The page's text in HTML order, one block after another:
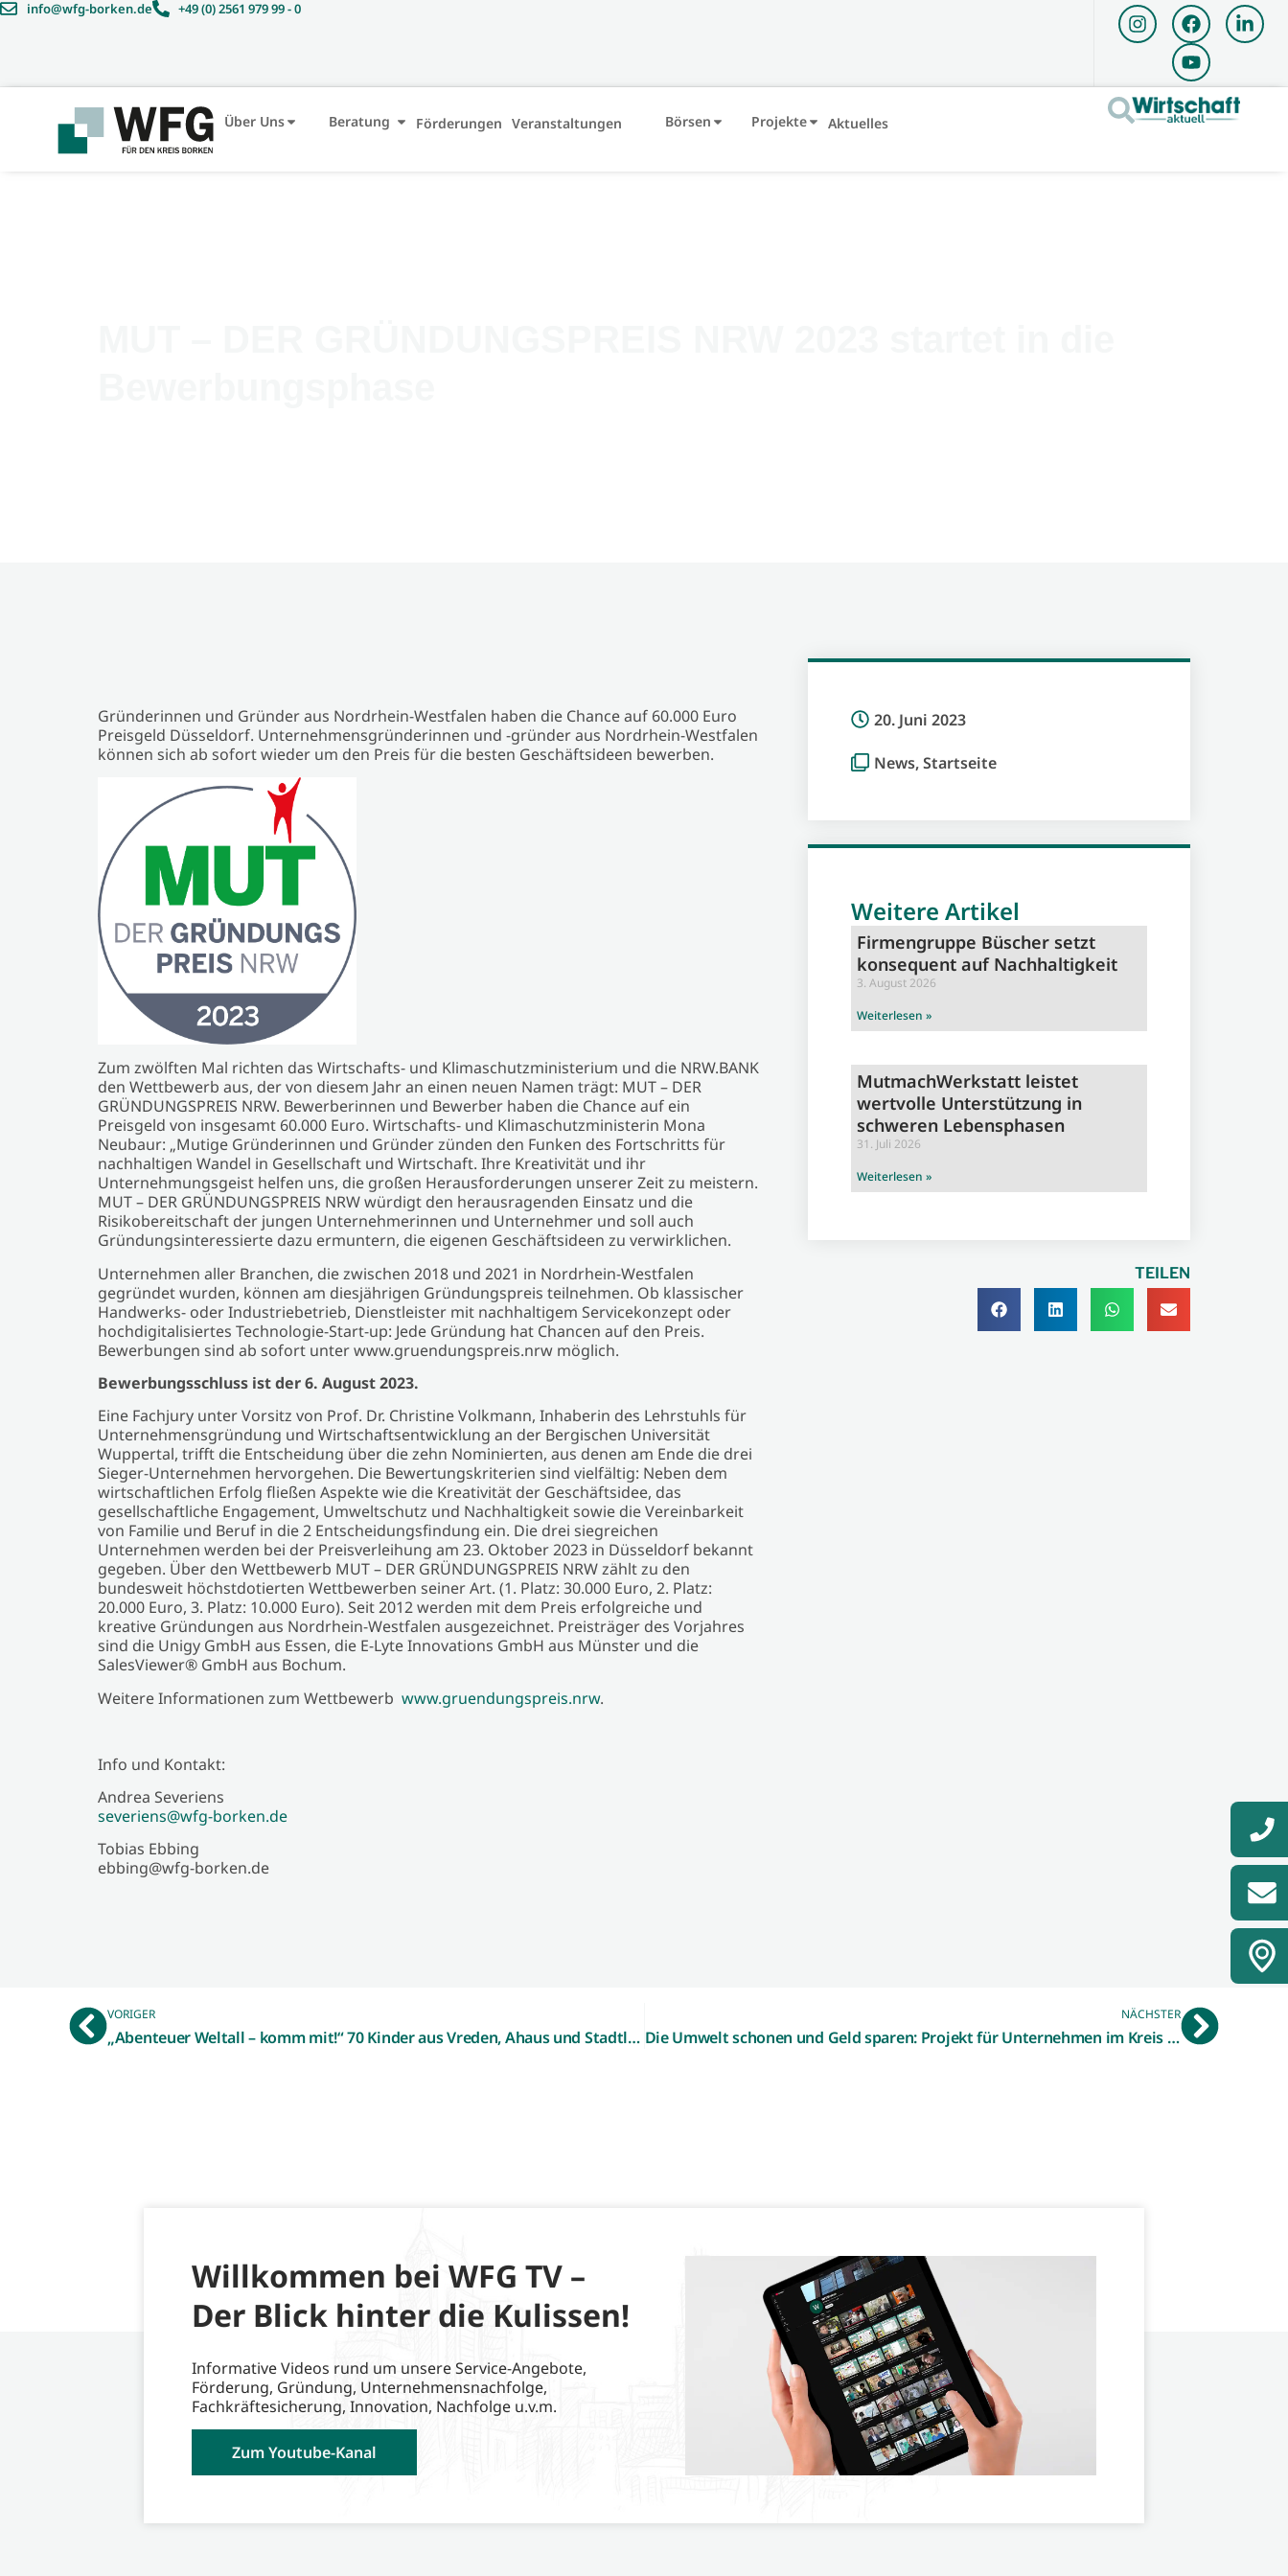
info@wfg-borken.de +49 (0) 2561 979 99 - 0
Über Uns Beratung Förderungen Veranstaltungen Börsen Projekte Aktuelles
Gründerinnen und Gründer aus Nordrhein-Westfalen haben die Chance auf 60.000 Euro
Preisgeld Düsseldorf. Unternehmensgründerinnen und -gründer aus Nordrhein-Westfalen
können sich ab sofort wieder um den Preis für die besten Geschäftsideen bewerben.
Zum zwölften Mal richten das Wirtschafts- und Klimaschutzministerium und die NRW.BANK
den Wettbewerb aus, der von diesem Jahr an einen neuen Namen trägt: MUT – DER
GRÜNDUNGSPREIS NRW. Bewerberinnen und Bewerber haben die Chance auf ein
Preisgeld von insgesamt 60.000 Euro. Wirtschafts- und Klimaschutzministerin Mona
Neubaur: „Mutige Gründerinnen und Gründer zünden den Funken des Fortschritts für
nachhaltigen Wandel in Gesellschaft und Wirtschaft. Ihre Kreativität und ihr
Unternehmungsgeist helfen uns, die großen Herausforderungen unserer Zeit zu meistern.
MUT – DER GRÜNDUNGSPREIS NRW würdigt den herausragenden Einsatz und die
Risikobereitschaft der jungen Unternehmerinnen und Unternehmer und soll auch
Gründungsinteressierte dazu ermuntern, die eigenen Geschäftsideen zu verwirklichen.
Unternehmen aller Branchen, die zwischen 2018 und 2021 in Nordrhein-Westfalen
gegründet wurden, können am diesjährigen Gründungspreis teilnehmen. Ob klassischer
Handwerks- oder Industriebetrieb, Dienstleister mit nachhaltigem Servicekonzept oder
hochdigitalisiertes Technologie-Start-up: Jede Gründung hat Chancen auf den Preis.
Bewerbungen sind ab sofort unter www.gruendungspreis.nrw möglich.
Bewerbungsschluss ist der 6. August 2023.
Eine Fachjury unter Vorsitz von Prof. Dr. Christine Volkmann, Inhaberin des Lehrstuhls für
Unternehmensgründung und Wirtschaftsentwicklung an der Bergischen Universität
Wuppertal, trifft die Entscheidung über die zehn Nominierten, aus denen am Ende die drei
Sieger-Unternehmen hervorgehen. Die Bewertungskriterien sind vielfältig: Neben dem
wirtschaftlichen Erfolg fließen Aspekte wie die Kreativität der Geschäftsidee, das
gesellschaftliche Engagement, Umweltschutz und Nachhaltigkeit sowie die Vereinbarkeit
von Familie und Beruf in die 2 Entscheidungsfindung ein. Die drei siegreichen
Unternehmen werden bei der Preisverleihung am 23. Oktober 2023 in Düsseldorf bekannt
gegeben. Über den Wettbewerb MUT – DER GRÜNDUNGSPREIS NRW zählt zu den
bundesweit höchstdotierten Wettbewerben seiner Art. (1. Platz: 30.000 Euro, 2. Platz:
20.000 Euro, 3. Platz: 10.000 Euro). Seit 2012 werden mit dem Preis erfolgreiche und
kreative Gründungen aus Nordrhein-Westfalen ausgezeichnet. Preisträger des Vorjahres
sind die Unigy GmbH aus Essen, die E-Lyte Innovations GmbH aus Münster und die
SalesViewer® GmbH aus Bochum.
Weitere Informationen zum Wettbewerb www.gruendungspreis.nrw.
Info und Kontakt:
Andrea Severiens
severiens@wfg-borken.de
Tobias Ebbing
ebbing@wfg-borken.de
20. Juni 2023
News,Startseite
Weitere Artikel
Firmengruppe Büscher setzt
konsequent auf Nachhaltigkeit
3. August 2026
Weiterlesen »
MutmachWerkstatt leistet
wertvolle Unterstützung in
schweren Lebensphasen
31. Juli 2026
Weiterlesen »
TEILEN
VORIGER
„Abenteuer Weltall – komm mit!“ 70 Kinder aus Vreden, Ahaus und Stadtlohn reisten im Forscherhaus Stadtlohn in entfernte Galaxien
NÄCHSTER
Die Umwelt schonen und Geld sparen: Projekt für Unternehmen im Kreis Borken
Willkommen bei WFG TV –
Der Blick hinter die Kulissen!
Informative Videos rund um unsere Service-Angebote,
Förderung, Gründung, Unternehmensnachfolge,
Fachkräftesicherung, Innovation, Nachfolge u.v.m.
Zum Youtube-Kanal